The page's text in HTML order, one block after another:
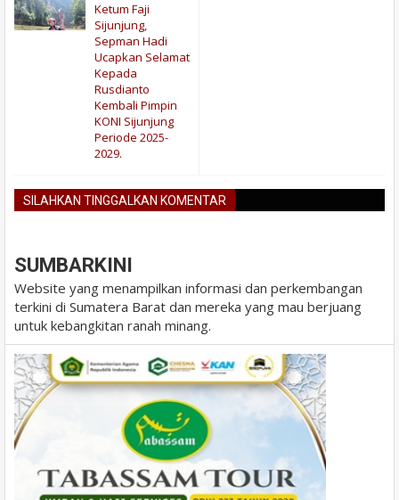
Ketum Faji
Sijunjung,
Sepman Hadi
Ucapkan Selamat
Kepada
Rusdianto
Kembali Pimpin
KONI Sijunjung
Periode 2025-
2029.
SILAHKAN TINGGALKAN KOMENTAR
SUMBARKINI
Website yang menampilkan informasi dan perkembangan
terkini di Sumatera Barat dan mereka yang mau berjuang
untuk kebangkitan ranah minang.